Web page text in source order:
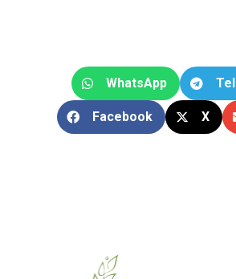
WhatsApp
Facebook X